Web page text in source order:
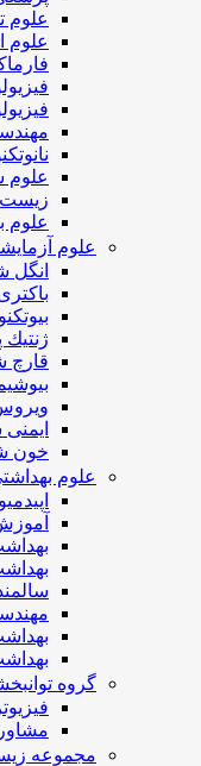
علوم
علوم
علوم
زیست
علوم
علوم
انگل
قارچ
خون
علوم
گروه
مجموعه